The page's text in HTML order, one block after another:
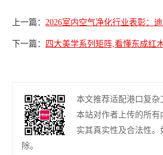
上一篇： 2026室内空气净化行业表彰：
下一篇： 四大美学系列矩阵,看懂东成红
本文推荐适配港口复
本站对作者上传的所
实其真实性及合法性
除。